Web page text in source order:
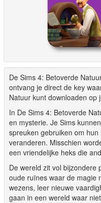
De Sims 4: Betoverde
ontvang je direct de key
Natuur kunt downloaden op
In De Sims 4: Betoverde
en mysterie. Je Sims
spreuken gebruiken om
veranderen. Misschien
een vriendelijke heks die
De wereld zit vol bijzondere
oude ruïnes waar de magie
wezens, leer nieuwe
gaan in een wereld waar